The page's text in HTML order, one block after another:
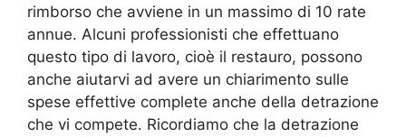
rimborso che avviene in un massimo di 10 rate
annue. Alcuni professionisti che effettuano
questo tipo di lavoro, cioè il restauro, possono
anche aiutarvi ad avere un chiarimento sulle
spese effettive complete anche della detrazione
che vi compete. Ricordiamo che la detrazione